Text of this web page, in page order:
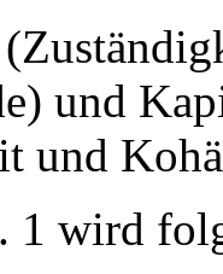
und
und
1 wird